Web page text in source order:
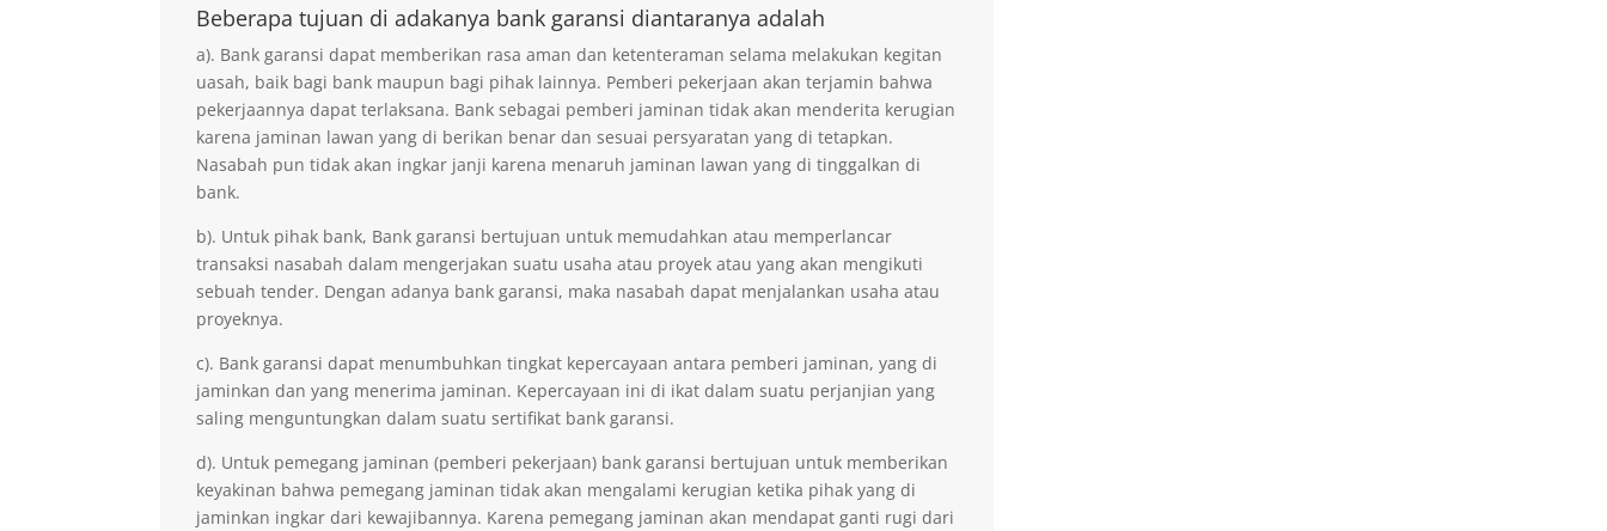
Beberapa tujuan di adakanya bank garansi diantaranya adalah
a). Bank garansi dapat memberikan rasa aman dan ketenteraman selama melakukan kegitan
uasah, baik bagi bank maupun bagi pihak lainnya. Pemberi pekerjaan akan terjamin bahwa
pekerjaannya dapat terlaksana. Bank sebagai pemberi jaminan tidak akan menderita kerugian
karena jaminan lawan yang di berikan benar dan sesuai persyaratan yang di tetapkan.
Nasabah pun tidak akan ingkar janji karena menaruh jaminan lawan yang di tinggalkan di
bank.
b). Untuk pihak bank, Bank garansi bertujuan untuk memudahkan atau memperlancar
transaksi nasabah dalam mengerjakan suatu usaha atau proyek atau yang akan mengikuti
sebuah tender. Dengan adanya bank garansi, maka nasabah dapat menjalankan usaha atau
proyeknya.
c). Bank garansi dapat menumbuhkan tingkat kepercayaan antara pemberi jaminan, yang di
jaminkan dan yang menerima jaminan. Kepercayaan ini di ikat dalam suatu perjanjian yang
saling menguntungkan dalam suatu sertifikat bank garansi.
d). Untuk pemegang jaminan (pemberi pekerjaan) bank garansi bertujuan untuk memberikan
keyakinan bahwa pemegang jaminan tidak akan mengalami kerugian ketika pihak yang di
jaminkan ingkar dari kewajibannya. Karena pemegang jaminan akan mendapat ganti rugi dari